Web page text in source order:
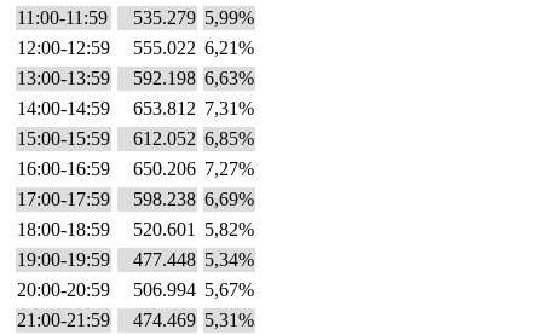
11:00-11:59
535.279 5,99%
12:00-12:59
555.022 6,21%
13:00-13:59
592.198 6,63%
14:00-14:59
653.812 7,31%
15:00-15:59
612.052 6,85%
16:00-16:59
650.206 7,27%
17:00-17:59
598.238 6,69%
18:00-18:59
520.601 5,82%
19:00-19:59
477.448 5,34%
20:00-20:59
506.994 5,67%
21:00-21:59
474.469 5,31%